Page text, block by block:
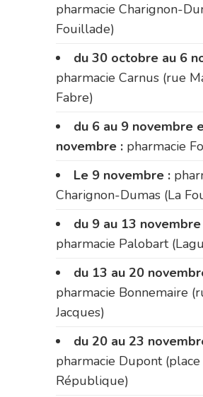
pharmacie Charignon-
Fouillade)
du 30 octobre au 6
pharmacie Carnus (rue
Fabre)
du 6 au 9 novembre
novembre : pharmacie
Le 9 novembre :
Charignon-Dumas (La
du 9 au 13 novembre
pharmacie Palobart
du 13 au 20
pharmacie Bonnemaire
Jacques)
du 20 au 23
pharmacie Dupont
République)